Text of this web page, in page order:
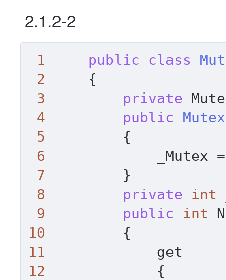
2.1.2-2
1 public class
2 {
3
private
4
public
5 {
6 _Mutex
7 }
8
private int
9
public
int
10
11
12